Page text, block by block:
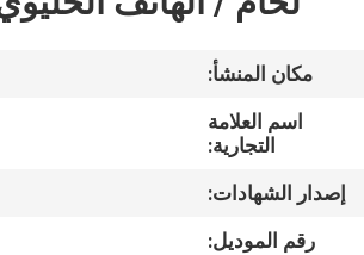
عرض
الواقع
الافتراضي
معلومات
مكان المنشأ:
اسم العلامة
التجارية:
إصدار الشهادات:
رقم الموديل: